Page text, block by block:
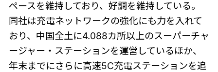
ペースを維持しており、好調を維持している。
同社は充電ネットワークの強化にも力を入れて
おり、中国全土に4.088カ所以上のスーパーチャ
ージャー・ステーションを運営しているほか、
年末までにさらに高速5C充電ステーションを追